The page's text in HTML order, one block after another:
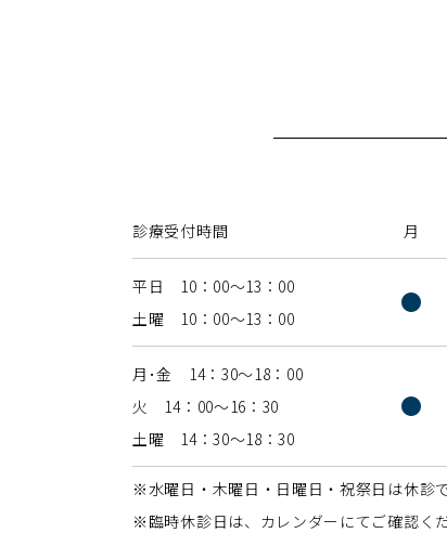
診療受付時間 月
平日 10：00〜13：00
土曜 10：00〜13：00
●
月･金 14：30〜18：00
火 14：00〜16：30
土曜 14：30〜18：30
●
※水曜日・木曜日・日曜日・祝祭日は休診で
※臨時休診日は、カレンダーにてご確認くだ